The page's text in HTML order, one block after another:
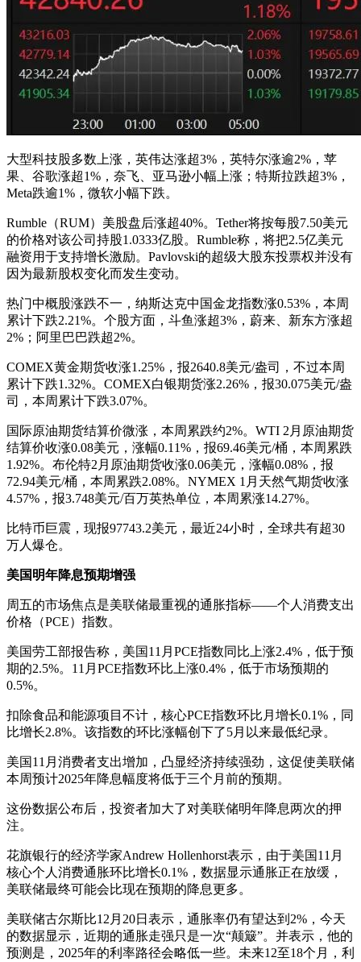
大型科技股多数上涨，英伟达涨超3%，英特尔涨逾2%，苹
果、谷歌涨超1%，奈飞、亚马逊小幅上涨；特斯拉跌超3%，
Meta跌逾1%，微软小幅下跌。
Rumble（RUM）美股盘后涨超40%。Tether将按每股7.50美元
的价格对该公司持股1.0333亿股。Rumble称，将把2.5亿美元
融资用于支持增长激励。Pavlovski的超级大股东投票权并没有
因为最新股权变化而发生变动。
热门中概股涨跌不一，纳斯达克中国金龙指数涨0.53%，本周
累计下跌2.21%。个股方面，斗鱼涨超3%，蔚来、新东方涨超
2%；阿里巴巴跌超2%。
COMEX黄金期货收涨1.25%，报2640.8美元/盎司，不过本周
累计下跌1.32%。COMEX白银期货涨2.26%，报30.075美元/盎
司，本周累计下跌3.07%。
国际原油期货结算价微涨，本周累跌约2%。WTI 2月原油期货
结算价收涨0.08美元，涨幅0.11%，报69.46美元/桶，本周累跌
1.92%。布伦特2月原油期货收涨0.06美元，涨幅0.08%，报
72.94美元/桶，本周累跌2.08%。NYMEX 1月天然气期货收涨
4.57%，报3.748美元/百万英热单位，本周累涨14.27%。
比特币巨震，现报97743.2美元，最近24小时，全球共有超30
万人爆仓。
美国明年降息预期增强
周五的市场焦点是美联储最重视的通胀指标——个人消费支出
价格（PCE）指数。
美国劳工部报告称，美国11月PCE指数同比上涨2.4%，低于预
期的2.5%。11月PCE指数环比上涨0.4%，低于市场预期的
0.5%。
扣除食品和能源项目不计，核心PCE指数环比月增长0.1%，同
比增长2.8%。该指数的环比涨幅创下了5月以来最低纪录。
美国11月消费者支出增加，凸显经济持续强劲，这促使美联储
本周预计2025年降息幅度将低于三个月前的预期。
这份数据公布后，投资者加大了对美联储明年降息两次的押
注。
花旗银行的经济学家Andrew Hollenhorst表示，由于美国11月
核心个人消费通胀环比增长0.1%，数据显示通胀正在放缓，
美联储最终可能会比现在预期的降息更多。
美联储古尔斯比12月20日表示，通胀率仍有望达到2%，今天
的数据显示，近期的通胀走强只是一次“颠簸”。并表示，他的
预测是，2025年的利率路径会略低一些。未来12至18个月，利